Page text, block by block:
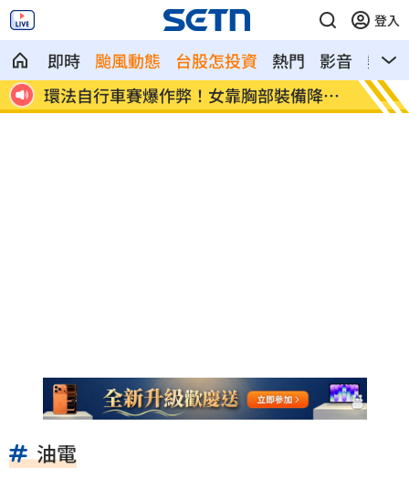
登入
即時 颱風動態 台股怎投資 熱門 影音
熱搜
風
學霸牙醫槓離職員工 為3萬筆電互告慘勝 俄羅
油電